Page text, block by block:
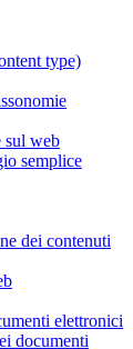
type)
sul web
semplice
dei contenuti
elettronici
documenti